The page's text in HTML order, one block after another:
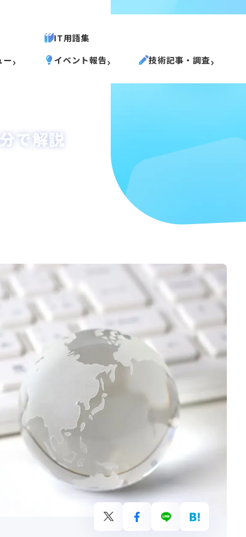
IT用語集
ー
イベント報告 技術記事・調査
で解説